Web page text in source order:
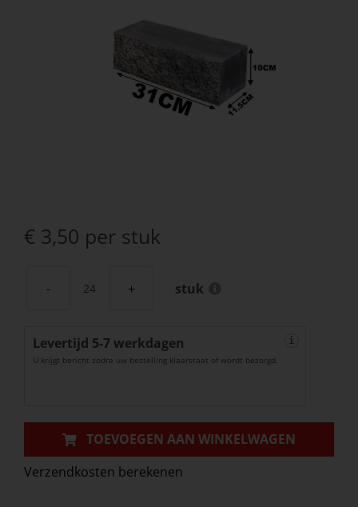
€3,50 per stuk
Catrock
cm
Grijs/Zwart
stuk
Levertijd 5-7 werkdagen
U krijgt bericht zodra uw bestelling klaarstaat of wordt bezorgd.
i
TOEVOEGEN AAN WINKELWAGEN
Verzendkosten berekenen